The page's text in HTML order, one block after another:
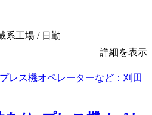
系工場 / 日勤
詳細を表示